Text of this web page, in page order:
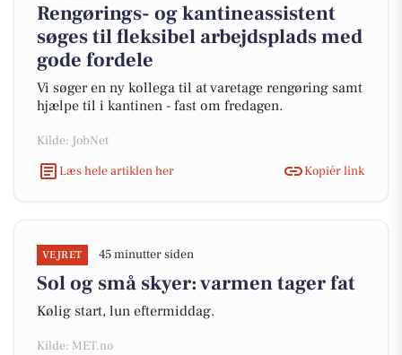
Rengørings- og kantineassistent
søges til fleksibel arbejdsplads med
gode fordele
Vi søger en ny kollega til at varetage rengøring samt
hjælpe til i kantinen - fast om fredagen.
Kilde: JobNet
Læs hele artiklen her
Kopiér link
VEJRET 45 minutter siden
Sol og små skyer: varmen tager fat
Kølig start, lun eftermiddag.
Kilde: MET.no